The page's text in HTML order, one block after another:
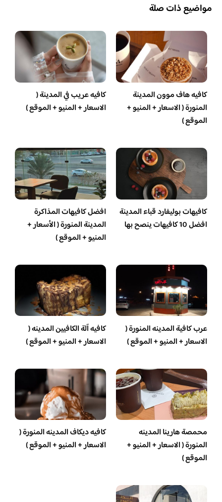
مواضيع ذات صلة
كافيه هاف موون المدينة
المنورة ( الاسعار + المنيو +
الموقع )
كافيه عريب في المدينة (
الاسعار + المنيو + الموقع )
كافيهات بوليفارد قباء المدينة
افضل 10 كافيهات ينصح بها
افضل كافيهات المذاكرة
المدينة المنورة ( الأسعار +
المنيو + الموقع )
عرب كافية المدينه المنورة (
الاسعار + المنيو + الموقع )
كافيه آلة الكافيين المدينه (
الاسعار + المنيو + الموقع )
محمصة هارينا المدينه
المنورة ( الاسعار + المنيو +
الموقع )
كافيه ديكاف المدينه المنورة (
الاسعار + المنيو + الموقع )